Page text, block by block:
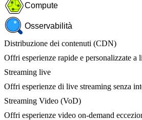
Compute
Osservabilità
Distribuzione dei contenuti (CDN)
Offri esperienze rapide e personalizzate a
Streaming live
Offri esperienze di live streaming senza
Streaming Video (VoD)
Offri esperienze video on-demand